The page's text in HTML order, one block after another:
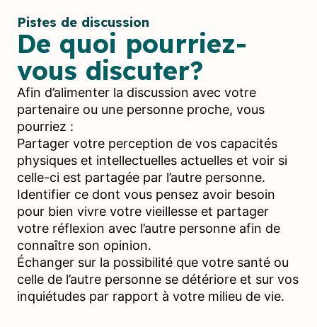
Pistes de discussion
De quoi pourriez-
vous discuter?
Afin d’alimenter la discussion avec votre
partenaire ou une personne proche, vous
pourriez :
Partager votre perception de vos capacités
physiques et intellectuelles actuelles et voir si
celle-ci est partagée par l’autre personne.
Identifier ce dont vous pensez avoir besoin
pour bien vivre votre vieillesse et partager
votre réflexion avec l’autre personne afin de
connaître son opinion.
Échanger sur la possibilité que votre santé ou
celle de l’autre personne se détériore et sur vos
inquiétudes par rapport à votre milieu de vie.